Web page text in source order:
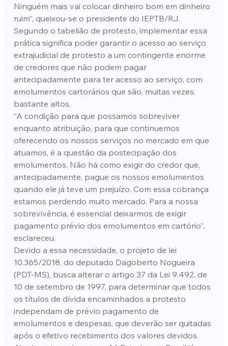
Ninguém mais vai colocar dinheiro bom em dinheiro
ruim”, queixou-se o presidente do IEPTB/RJ.
Segundo o tabelião de protesto, implementar essa
prática significa poder garantir o acesso ao serviço
extrajudicial de protesto a um contingente enorme
de credores que não podem pagar
antecipadamente para ter acesso ao serviço, com
emolumentos cartorários que são, muitas vezes,
bastante altos.
“A condição para que possamos sobreviver
enquanto atribuição, para que continuemos
oferecendo os nossos serviços no mercado em que
atuamos, é a questão da postecipação dos
emolumentos. Não há como exigir do credor que,
antecipadamente, pague os nossos emolumentos
quando ele já teve um prejuízo. Com essa cobrança
estamos perdendo muito mercado. Para a nossa
sobrevivência, é essencial deixarmos de exigir
pagamento prévio dos emolumentos em cartório”,
esclareceu.
Devido a essa necessidade, o projeto de lei
10.365/2018, do deputado Dagoberto Nogueira
(PDT-MS), busca alterar o artigo 37 da Lei 9.492, de
10 de setembro de 1997, para determinar que todos
os títulos de dívida encaminhados a protesto
independam de prévio pagamento de
emolumentos e despesas, que deverão ser quitadas
após o efetivo recebimento dos valores devidos.